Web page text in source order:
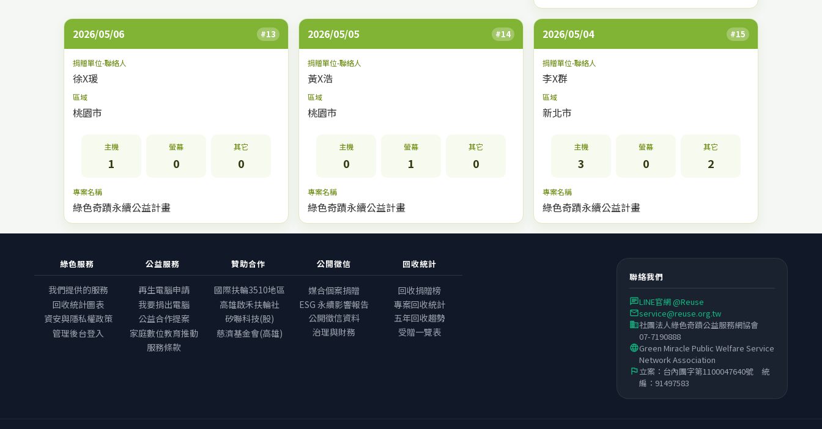
2026/05/06 #13
捐贈單位-聯絡人
徐X瑗
區域
桃園市
主機
1
螢幕
0
其它
0
專案名稱
綠色奇蹟永續公益計畫
2026/05/05 #14
捐贈單位-聯絡人
黃X浩
區域
桃園市
主機
0
螢幕
1
其它
0
專案名稱
綠色奇蹟永續公益計畫
2026/05/04 #15
捐贈單位-聯絡人
李X群
區域
新北市
主機
3
螢幕
0
其它
2
專案名稱
綠色奇蹟永續公益計畫
綠色服務
我們提供的服務
回收統計圖表
資安與隱私權政策
管理後台登入
公益服務
再生電腦申請
我要捐出電腦
公益合作提案
家庭數位教育推動
服務條款
贊助合作
國際扶輪3510地區
高雄啟禾扶輪社
矽聯科技(股)
慈濟基金會(高雄)
公開徵信
媒合個案捐贈
ESG 永續影響報告
公開徵信資料
治理與財務
回收統計
回收捐贈榜
專案回收統計
五年回收趨勢
受贈一覽表
聯絡我們
chatLINE官網 @Reuse
emailservice@reuse.org.tw
business社團法人綠色奇蹟公益服務網協會
07-7190888
languageGreen Miracle Public Welfare Service
Network Association
flag立案：台內團字第1100047640號 統
編：91497583